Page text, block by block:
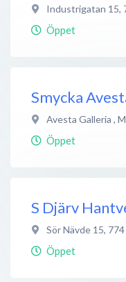
Industrigatan 15,
Öppet
Smycka
Avesta Galleria ,
Öppet
S Djärv
Sör Nävde 15,
Öppet